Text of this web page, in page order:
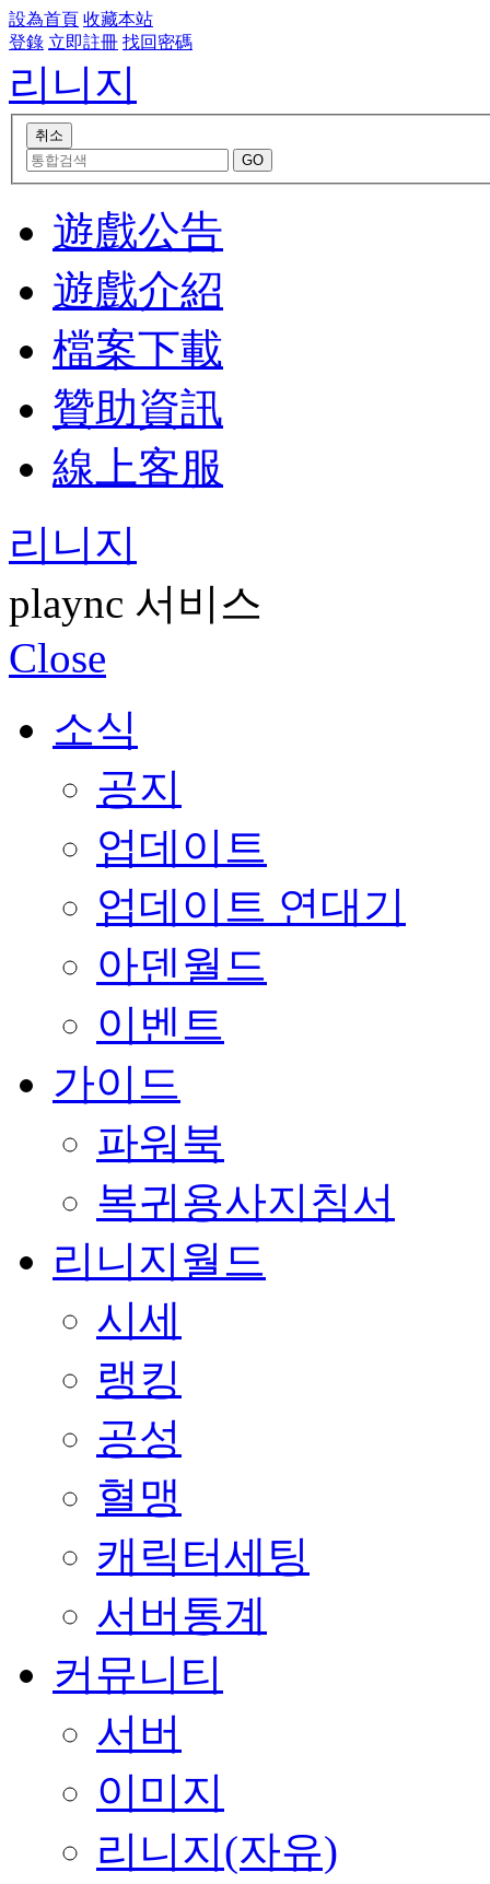
設為首頁 收藏本站
登錄 立即註冊 找回密碼
리니지
遊戲公告
遊戲介紹
檔案下載
贊助資訊
線上客服
리니지
plaync 서비스
Close
소식
공지
업데이트
업데이트 연대기
아덴월드
이벤트
가이드
파워북
복귀용사지침서
리니지월드
시세
랭킹
공성
혈맹
캐릭터세팅
서버통계
커뮤니티
서버
이미지
리니지(자유)